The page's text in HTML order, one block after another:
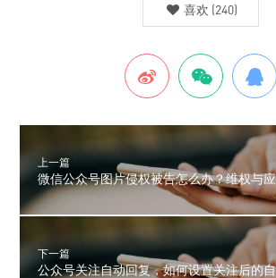
喜欢 (240)
上一篇
微信公众号图片侵权被告怎么办？维权与
下一篇
公众号关注自动回复，如何设置关注后的